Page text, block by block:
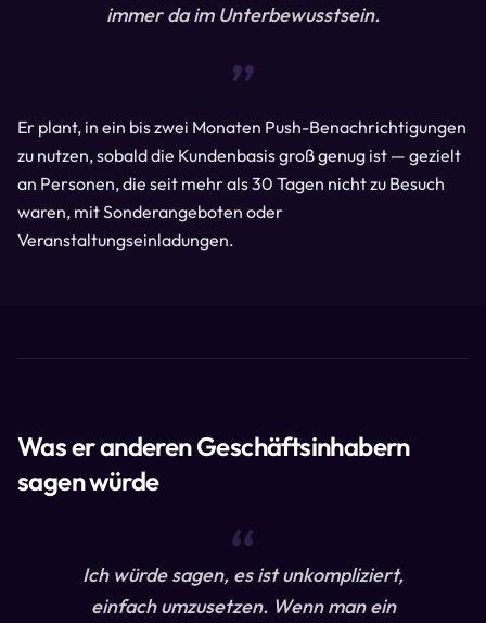
immer da im Unterbewusstsein.
“
Er plant, in ein bis zwei Monaten Push-Benachrichtigungen
zu nutzen, sobald die Kundenbasis groß genug ist — gezielt
an Personen, die seit mehr als 30 Tagen nicht zu Besuch
waren, mit Sonderangeboten oder
Veranstaltungseinladungen.
Was er anderen Geschäftsinhabern
sagen würde
“
Ich würde sagen, es ist unkompliziert,
einfach umzusetzen. Wenn man ein